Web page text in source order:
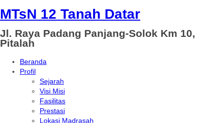
MTsN 12 Tanah Datar
Jl. Raya Padang Panjang-Solok Km 10,
Pitalah
Beranda
Profil
Sejarah
Visi Misi
Fasilitas
Prestasi
Lokasi Madrasah